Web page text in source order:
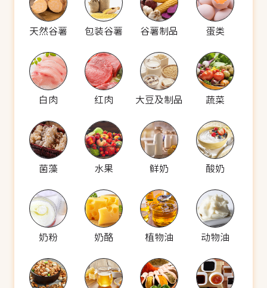
天然谷薯 包装谷薯 谷薯制品 蛋类
白肉 红肉 大豆及制品 蔬菜
菌藻 水果 鲜奶 酸奶
奶粉 奶酪 植物油 动物油